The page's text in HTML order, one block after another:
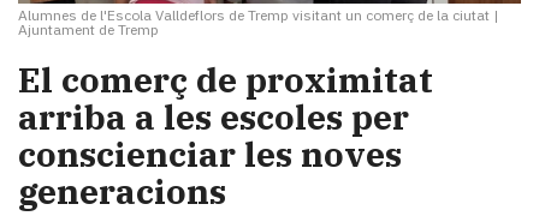
Alumnes de l'Escola Valldeflors de Tremp visitant un comerç de la ciutat |
Ajuntament de Tremp
El comerç de proximitat
arriba a les escoles per
conscienciar les noves
generacions